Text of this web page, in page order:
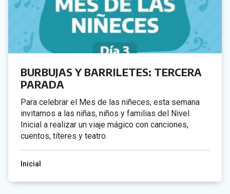
BURBUJAS Y BARRILETES: TERCERA
PARADA
Para celebrar el Mes de las niñeces, esta semana
invitamos a las niñas, niños y familias del Nivel
Inicial a realizar un viaje mágico con canciones,
cuentos, títeres y teatro.
Inicial